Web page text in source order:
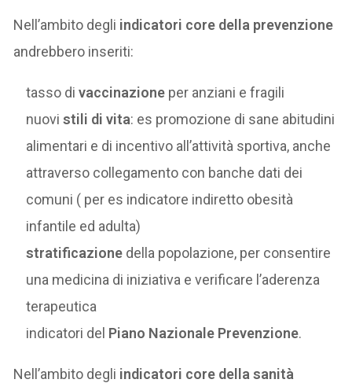
Nell’ambito degli indicatori core della prevenzione
andrebbero inseriti:
tasso divaccinazione per anziani e fragili
nuovistili di vita: es promozione di sane abitudini
alimentari e di incentivo all’attività sportiva, anche
attraverso collegamento con banche dati dei
comuni ( per es indicatore indiretto obesità
infantile ed adulta)
stratificazione della popolazione, per consentire
una medicina di iniziativa e verificare l’aderenza
terapeutica
indicatori del Piano Nazionale Prevenzione.
Nell’ambito degli indicatori core della sanità